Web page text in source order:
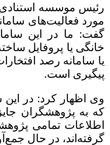
مورد فعالیت‌های
خانگی یا پروفایل
یا سامانه رصد
پیگیری است.
وی اظهار کرد: در این
که به پژوهشگران
اطلاعات تمامی
گرفته‌اند، در حال